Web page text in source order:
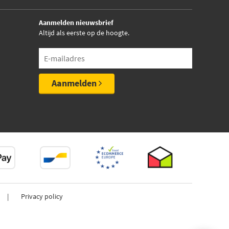
Aanmelden nieuwsbrief
Altijd als eerste op de hoogte.
Aanmelden
Privacy policy